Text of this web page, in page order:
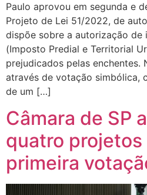
Paulo aprovou em segunda e
Projeto de Lei 51/2022, de
dispõe sobre a autorização de
(Imposto Predial e Territorial
prejudicados pelas enchentes.
através de votação simbólica,
de um […]
Câmara de SP
quatro projetos
primeira